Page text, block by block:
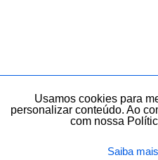
Usamos cookies para
personalizar conteúdo. Ao
com nossa
Saiba